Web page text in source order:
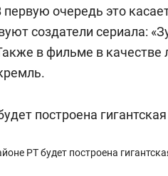
очередь это
создатели сериала:
в фильме в
РТ будет построена